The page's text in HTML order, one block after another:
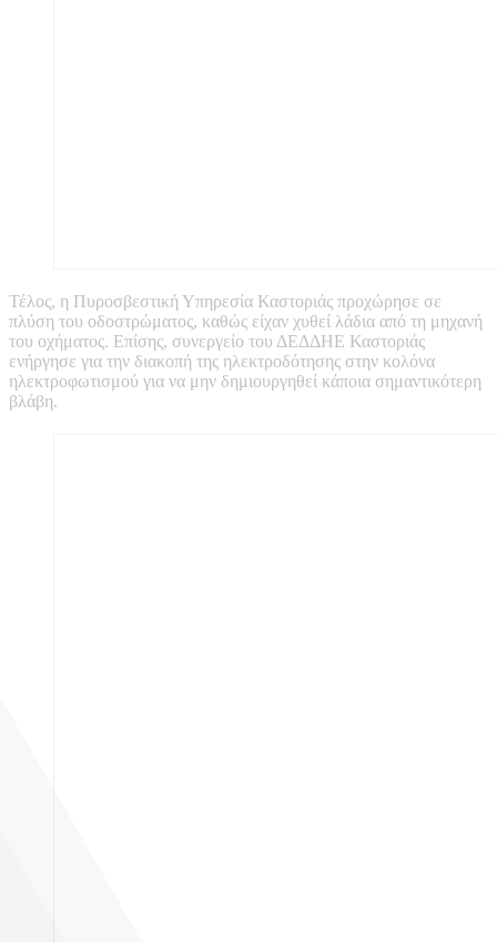
Τέλος, η Πυροσβεστική Υπηρεσία Καστοριάς προχώρησε σε
πλύση του οδοστρώματος, καθώς είχαν χυθεί λάδια από τη μηχανή
του οχήματος. Επίσης, συνεργείο του ΔΕΔΔΗΕ Καστοριάς
ενήργησε για την διακοπή της ηλεκτροδότησης στην κολόνα
ηλεκτροφωτισμού για να μην δημιουργηθεί κάποια σημαντικότερη
βλάβη.